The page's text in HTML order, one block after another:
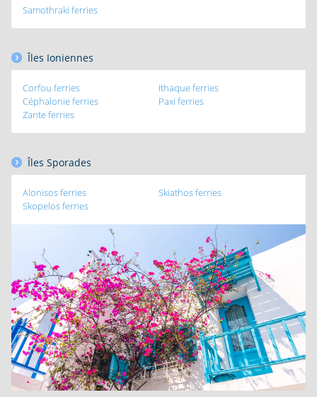
Samothraki ferries
Îles Ioniennes
Corfou ferries
Ithaque ferries
Céphalonie ferries
Paxi ferries
Zante ferries
Îles Sporades
Alonisos ferries
Skiathos ferries
Skopelos ferries